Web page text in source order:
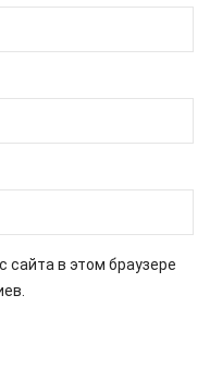
сайта в этом браузере